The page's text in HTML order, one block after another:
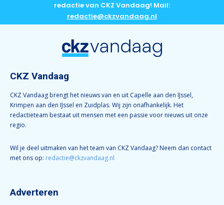
redactie van CKZ Vandaag! Mail:
redactie@ckzvandaag.nl
CKZ Vandaag
CKZ Vandaag brengt het nieuws van en uit Capelle aan den IJssel,
Krimpen aan den IJssel en Zuidplas. Wij zijn onafhankelijk. Het
redactieteam bestaat uit mensen met een passie voor nieuws uit onze
regio.
Wil je deel uitmaken van het team van CKZ Vandaag? Neem dan contact
met ons op: redactie@ckzvandaag.nl
Adverteren